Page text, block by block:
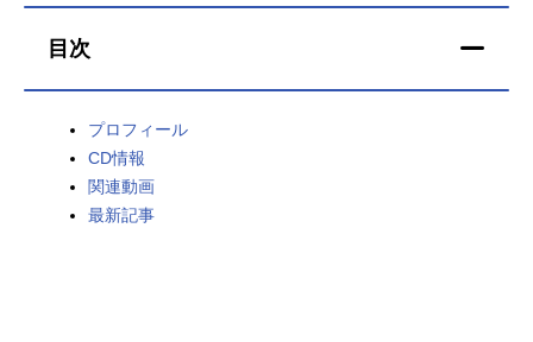
今期アニメ曜日別一覧
春アニメ
男性声優/女性声優一覧
目次
プロフィール
CD情報
関連動画
最新記事